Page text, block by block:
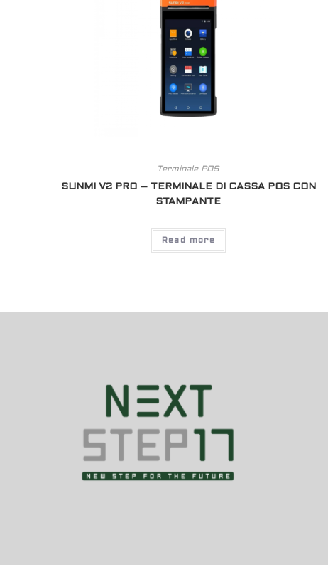
Terminale POS
SUNMI V2 PRO – TERMINALE DI CASSA POS CON
STAMPANTE
Read more